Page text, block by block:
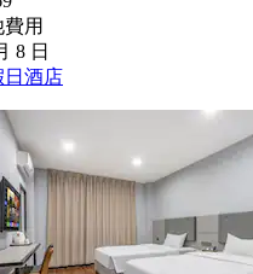
用
8 日
日酒店